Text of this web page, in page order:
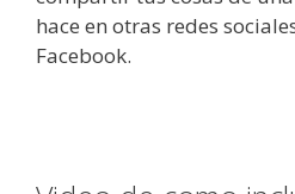
hace en otras redes
Facebook.